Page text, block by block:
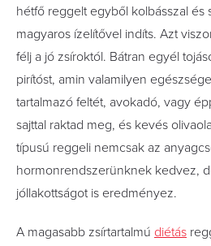
hétfő reggelt egyből kolbásszal és
magyaros ízelítővel indíts. Azt
félj a jó zsíroktól. Bátran egyél
pirítóst, amin valamilyen
tartalmazó feltét, avokadó, vagy
sajttal raktad meg, és kevés
típusú reggeli nemcsak az
hormonrendszerünknek kedvez,
jóllakottságot is eredményez.
A magasabb zsírtartalmú diétás